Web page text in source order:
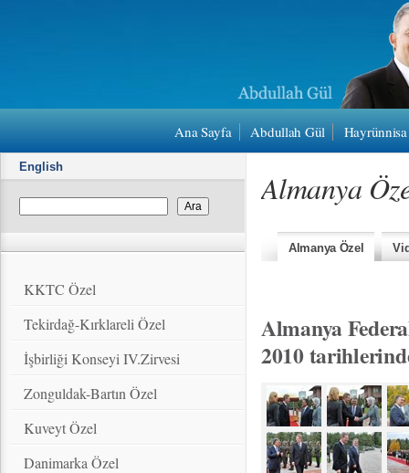
Ana Sayfa Abdullah Gül
English
KKTC Özel
Tekirdağ-Kırklareli Özel
İşbirliği Konseyi IV.Zirvesi
Zonguldak-Bartın Özel
Kuveyt Özel
Danimarka Özel
Almanya
Almanya Özel
Almanya
2010